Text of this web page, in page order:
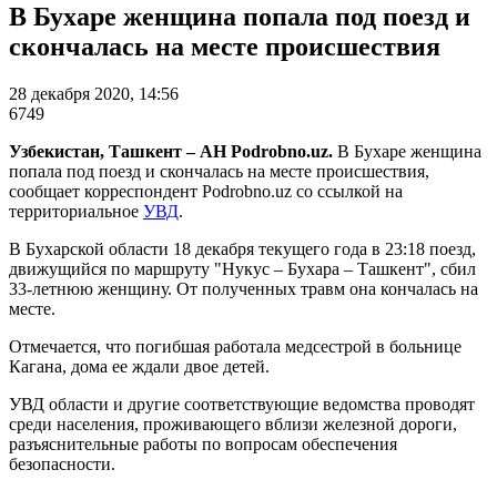
В Бухаре женщина попала под поезд и
скончалась на месте происшествия
28 декабря 2020, 14:56
6749
Узбекистан, Ташкент – АН Podrobno.uz. В Бухаре женщина
попала под поезд и скончалась на месте происшествия,
сообщает корреспондент Podrobno.uz со ссылкой на
территориальное УВД.
В Бухарской области 18 декабря текущего года в 23:18 поезд,
движущийся по маршруту "Нукус – Бухара – Ташкент", сбил
33-летнюю женщину. От полученных травм она кончалась на
месте.
Отмечается, что погибшая работала медсестрой в больнице
Кагана, дома ее ждали двое детей.
УВД области и другие соответствующие ведомства проводят
среди населения, проживающего вблизи железной дороги,
разъяснительные работы по вопросам обеспечения
безопасности.